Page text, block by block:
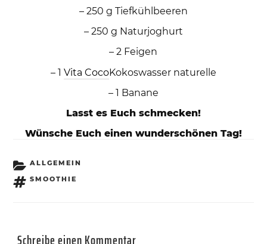
– 250 g Tiefkühlbeeren
– 250 g Naturjoghurt
– 2 Feigen
– 1 Vita CocoKokoswasser naturelle
– 1 Banane
Lasst es Euch schmecken!
Wünsche Euch einen wunderschönen Tag!
KATEGORIEN
ALLGEMEIN
SCHLAGWÖRTER
SMOOTHIE